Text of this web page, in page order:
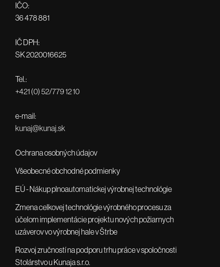
IČO:
36 478 881
IČ DPH:
SK 2020016625
Tel.:
+421 (0) 52/779 12 10
e-mail:
kunaj@kunaj.sk
Ochrana osobných údajov
Všeobecné obchodné podmienky
EÚ - Nákup plnoautomatickej výrobnej technológie
Zmena celkovej technológie výrobného procesu za
účelom implementácie projektu nových požiarnych
uzáverov vo výrobnej hale v Štrbe
Rozvoj zručností na podporu trhu práce v spoločnosti
Stolárstvo u Kunaja s.r.o.